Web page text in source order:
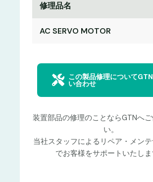
修理品名
AC SERVO MOTOR
この製品修理について
い合わせ
装置部品の修理のことならGTNへ
い。
当社スタッフによるリペア・メン
でお客様をサポートいたしま